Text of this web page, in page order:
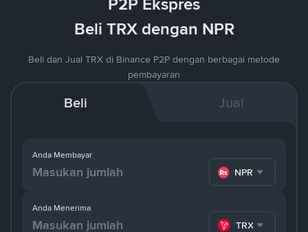
Beli TRX dengan NPR
Beli dan Jual TRX di Binance P2P dengan berbagai metode
pembayaran
Beli Jual
Anda Membayar
NPR
Anda Menerima
TRX